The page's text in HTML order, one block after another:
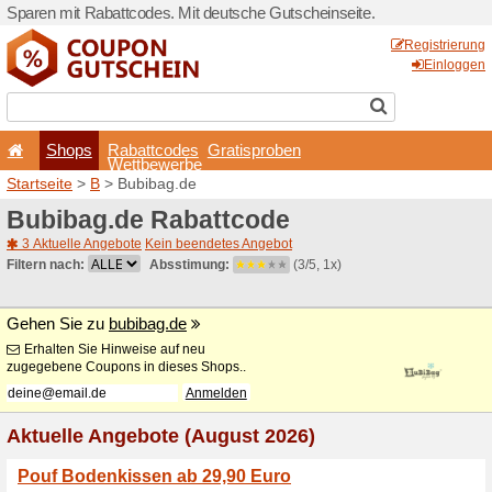
Sparen mit Rabattcodes.
Shops
Startseite >B> Bubibag.de